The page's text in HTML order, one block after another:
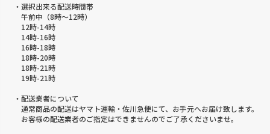
・選択出来る配送時間帯
午前中（8時～12時）
12時-14時
14時-16時
16時-18時
18時-20時
18時-21時
19時-21時
・配送業者について
通常商品の配送はヤマト運輸・佐川急便にて、お手元へお届け致します。
お客様の配送業者のご指定はできませんのでご了承くださいませ。